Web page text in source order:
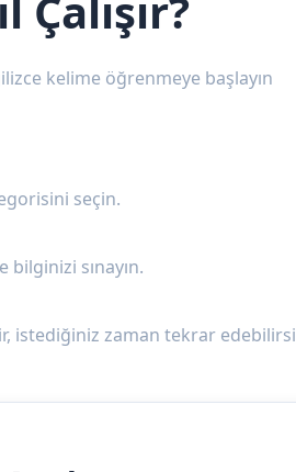
kelime öğrenmeye başlayın
seçin.
sınayın.
istediğiniz zaman tekrar